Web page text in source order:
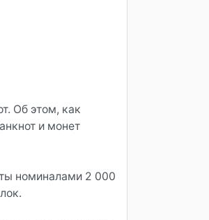
Об этом, как
и монет
номиналами 2 000